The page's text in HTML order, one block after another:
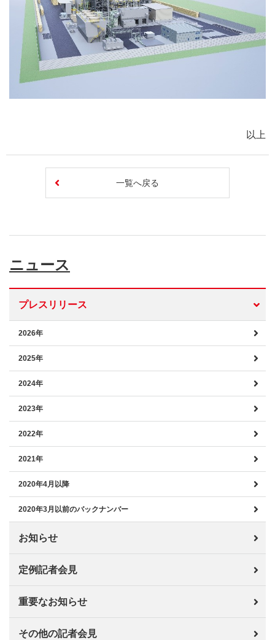
以上
一覧へ戻る
ニュース
プレスリリース
2026年
2025年
2024年
2023年
2022年
2021年
2020年4月以降
2020年3月以前のバックナンバー
お知らせ
定例記者会見
重要なお知らせ
その他の記者会見